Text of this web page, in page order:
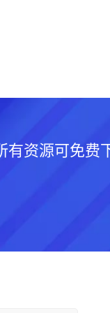
有资源可免费